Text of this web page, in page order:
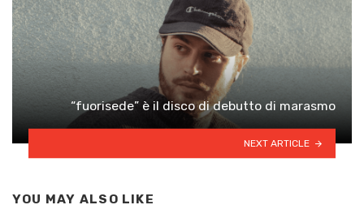
“fuorisede” è il disco di debutto di marasmo
NEXT ARTICLE
YOU MAY ALSO LIKE